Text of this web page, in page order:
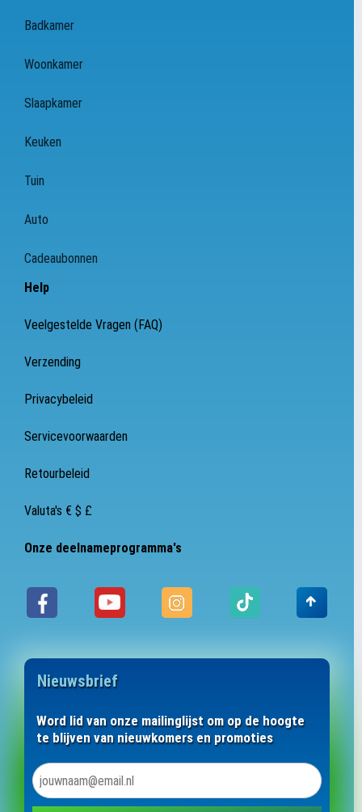
Badkamer
Woonkamer
Slaapkamer
Keuken
Tuin
Auto
Cadeaubonnen
Help
Veelgestelde Vragen (FAQ)
Verzending
Privacybeleid
Servicevoorwaarden
Retourbeleid
Valuta's € $ £
Onze deelnameprogramma's
Nieuwsbrief
Word lid van onze mailinglijst om op de hoogte
te blijven van nieuwkomers en promoties